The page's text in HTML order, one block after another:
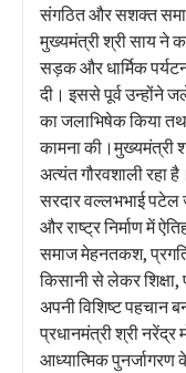
संगठित और सशक्त
मुख्यमंत्री श्री साय ने
सड़क और धार्मिक
दी। इससे पूर्व उन्होंने
का जलाभिषेक किया
कामना की।मुख्यमंत्री
अत्यंत गौरवशाली रहा
सरदार वल्लभभाई पटेल
और राष्ट्र निर्माण में
समाज मेहनतकश,
किसानी से लेकर
अपनी विशिष्ट पहचान
प्रधानमंत्री श्री
आध्यात्मिक पुनर्जागरण